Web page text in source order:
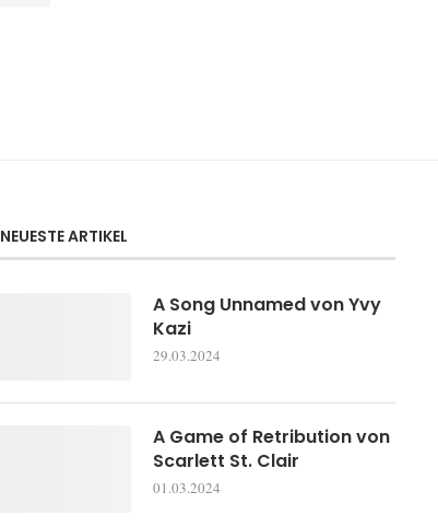
NEUESTE ARTIKEL
A Song Unnamed von Yvy
Kazi
29.03.2024
A Game of Retribution von
Scarlett St. Clair
01.03.2024